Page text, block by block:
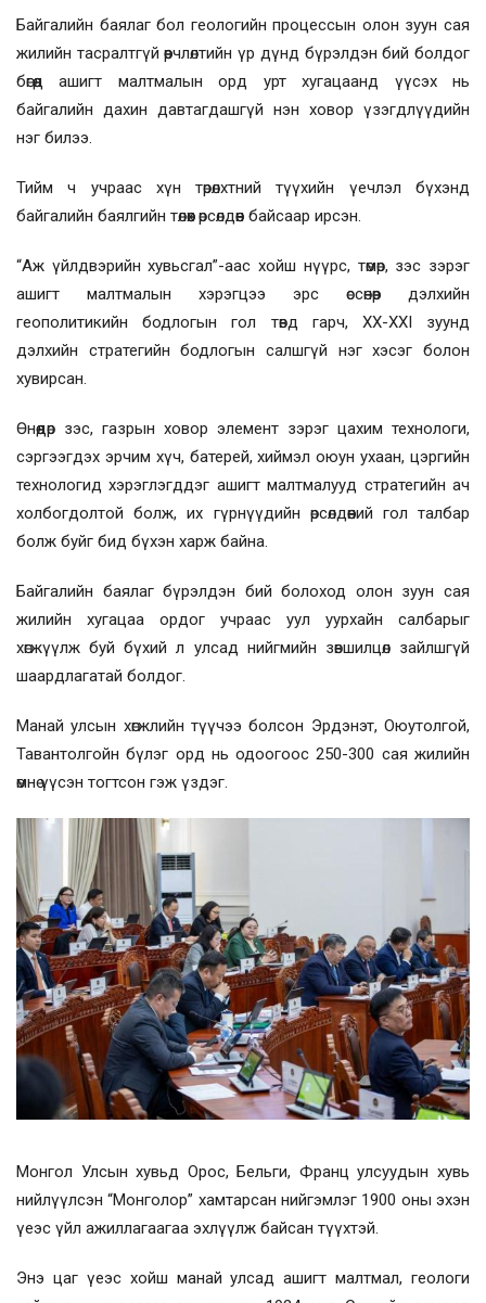
Байгалийн баялаг бол геологийн процессын олон зуун сая
жилийн тасралтгүй өөрчлөлтийн үр дүнд бүрэлдэн бий болдог
бөгөөд ашигт малтмалын орд урт хугацаанд үүсэх нь
байгалийн дахин давтагдашгүй нэн ховор үзэгдлүүдийн
нэг билээ.
Тийм ч учраас хүн төрөлхтний түүхийн үечлэл бүхэнд
байгалийн баялгийн төлөөх өрсөлдөөн байсаар ирсэн.
“Аж үйлдвэрийн хувьсгал”-аас хойш нүүрс, төмөр, зэс зэрэг
ашигт малтмалын хэрэгцээ эрс өссөнөөр дэлхийн
геополитикийн бодлогын гол төвд гарч, XX-XXI зуунд
дэлхийн стратегийн бодлогын салшгүй нэг хэсэг болон
хувирсан.
Өнөөдөр зэс, газрын ховор элемент зэрэг цахим технологи,
сэргээгдэх эрчим хүч, батерей, хиймэл оюун ухаан, цэргийн
технологид хэрэглэгддэг ашигт малтмалууд стратегийн ач
холбогдолтой болж, их гүрнүүдийн өрсөлдөөний гол талбар
болж буйг бид бүхэн харж байна.
Байгалийн баялаг бүрэлдэн бий болоход олон зуун сая
жилийн хугацаа ордог учраас уул уурхайн салбарыг
хөгжүүлж буй бүхий л улсад нийгмийн зөвшилцөл зайлшгүй
шаардлагатай болдог.
Манай улсын хөгжлийн түүчээ болсон Эрдэнэт, Оюутолгой,
Тавантолгойн бүлэг орд нь одоогоос 250-300 сая жилийн
өмнө үүсэн тогтсон гэж үздэг.
Монгол Улсын хувьд Орос, Бельги, Франц улсуудын хувь
нийлүүлсэн “Монголор” хамтарсан нийгэмлэг 1900 оны эхэн
үеэс үйл ажиллагаагаа эхлүүлж байсан түүхтэй.
Энэ цаг үеэс хойш манай улсад ашигт малтмал, геологи